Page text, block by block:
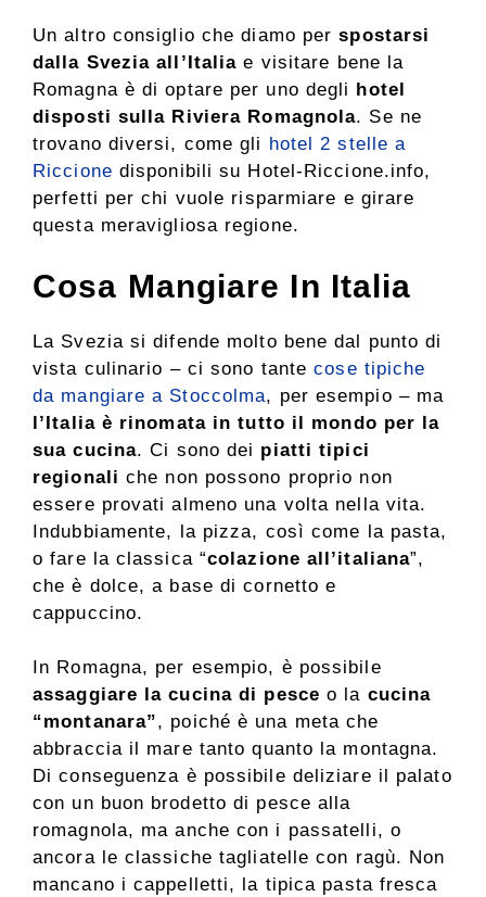
Un altro consiglio che diamo perspostarsi
dalla Svezia all’Italia e visitare bene la
Romagna è di optare per uno degli hotel
disposti sulla Riviera Romagnola. Se ne
trovano diversi, come gli hotel 2 stelle a
Riccione disponibili su Hotel-Riccione.info,
perfetti per chi vuole risparmiare e girare
questa meravigliosa regione.
Cosa Mangiare In Italia
La Svezia si difende molto bene dal punto di
vista culinario – ci sono tantecose tipiche
da mangiare a Stoccolma, per esempio – ma
l’Italia è rinomata in tutto il mondo per la
sua cucina. Ci sono dei piatti tipici
regionali che non possono proprio non
essere provati almeno una volta nella vita.
Indubbiamente, la pizza, così come la pasta,
o fare la classica “colazione all’italiana”,
che è dolce, a base di cornetto e
cappuccino.
In Romagna, per esempio, è possibile
assaggiare la cucina di pesce o la cucina
“montanara”, poiché è una meta che
abbraccia il mare tanto quanto la montagna.
Di conseguenza è possibile deliziare il palato
con un buon brodetto di pesce alla
romagnola, ma anche con i passatelli, o
ancora le classiche tagliatelle con ragù. Non
mancano i cappelletti, la tipica pasta fresca